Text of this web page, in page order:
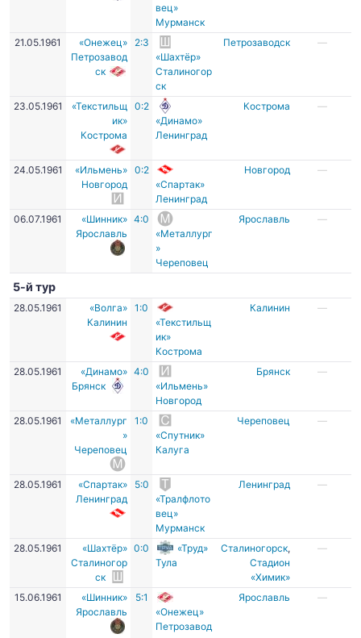
вец»
Мурманск
21.05.1961
«Онежец»
Петрозавод
ск
2:3
«Шахтёр»
Сталиногор
ск
Петрозаводск —
23.05.1961
«Текстильщ
ик»
Кострома
0:2
«Динамо»
Ленинград
Кострома —
24.05.1961
«Ильмень»
Новгород
0:2
«Спартак»
Ленинград
Новгород —
06.07.1961
«Шинник»
Ярославль
4:0
«Металлург
»
Череповец
Ярославль —
5-й тур
28.05.1961
«Волга»
Калинин
1:0
«Текстильщ
ик»
Кострома
Калинин —
28.05.1961
«Динамо»
Брянск
4:0
«Ильмень»
Новгород
Брянск —
28.05.1961
«Металлург
»
Череповец
1:0
«Спутник»
Калуга
Череповец —
28.05.1961
«Спартак»
Ленинград
5:0
«Тралфлото
вец»
Мурманск
Ленинград —
28.05.1961
«Шахтёр»
Сталиногор
ск
0:0
«Труд»
Тула
Сталиногорск,
Стадион
«Химик»
—
15.06.1961
«Шинник»
Ярославль
5:1
«Онежец»
Петрозавод
Ярославль —